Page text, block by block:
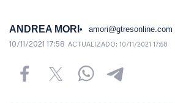
ANDREA MORI amori@gtresonline.com
10/11/2021 17:58 ACTUALIZADO: 10/11/2021 17:58